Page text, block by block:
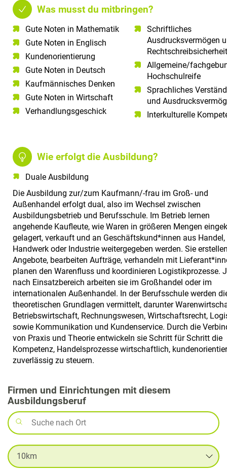
Was musst du mitbringen?
Gute Noten in Mathematik​
Gute Noten in Englisch​
Kundenorientierung​
Gute Noten in Deutsch​
Kaufmännisches Denken
Gute Noten in Wirtschaft
Verhandlungsgeschick
Schriftliches
Ausdrucksvermögen
Rechtschreibsicherheit
Allgemeine/
Hochschulreife
Sprachliches
und
Interkulturelle
Wie erfolgt die Ausbildung?
Duale Ausbildung
Die Ausbildung zur/zum Kaufmann/-frau im Groß- und
Außenhandel erfolgt dual, also im Wechsel zwischen
Ausbildungsbetrieb und Berufsschule. Im Betrieb lernen
angehende Kaufleute, wie Waren in größeren Mengen
gelagert, verkauft und an Geschäftskund*innen aus Handel,
Handwerk oder Industrie weitergegeben werden. Sie
Angebote, bearbeiten Aufträge, verhandeln mit
planen den Warenfluss und koordinieren Logistikprozesse.
nach Einsatzbereich arbeiten sie im Großhandel oder im
internationalen Außenhandel. In der Berufsschule werden
theoretischen Grundlagen vermittelt, darunter
Betriebswirtschaft, Rechnungswesen, Wirtschaftsrecht,
sowie Kommunikation und Kundenservice. Durch die
von Praxis und Theorie entwickeln sie Schritt für Schritt die
Kompetenz, Handelsprozesse wirtschaftlich,
zuverlässig zu steuern.
Firmen und Einrichtungen mit diesem
Ausbildungsberuf